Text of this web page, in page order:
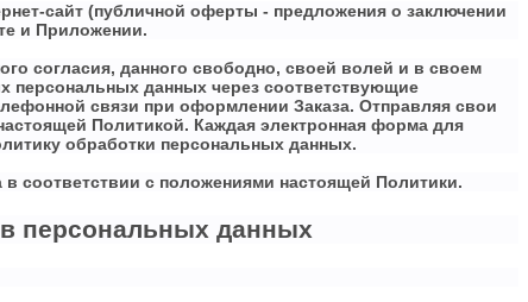
сайт (публичной оферты - предложения о заключении
и Приложении.
согласия, данного свободно, своей волей и в своем
персональных данных через соответствующие
связи при оформлении Заказа. Отправляя свои
Политикой. Каждая электронная форма для
обработки персональных данных.
соответствии с положениями настоящей Политики.
персональных данных